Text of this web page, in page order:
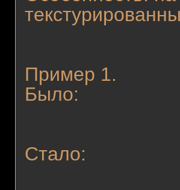
Пример 1.
Было:
Стало: